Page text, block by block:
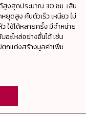
สูงสุดประมาณ 30 ซม. เส้น
ยุดสูง คืนตัวเร็ว เหนียว ไม่
ใช้ได้หลายครั้ง มีจำหน่าย
ะไหล่อย่างอื่นได้ เช่น
ตกแต่งสร้างมูลค่าเพิ่ม